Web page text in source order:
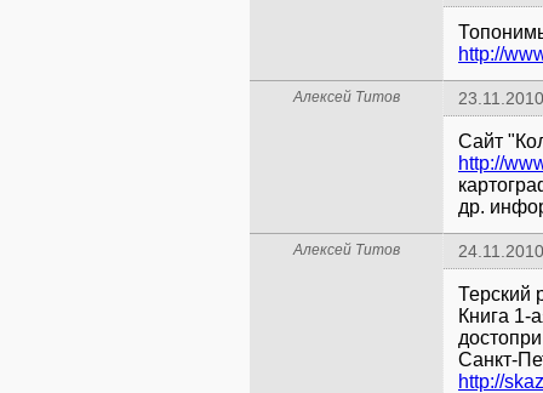
http://
Алексей Титов
Сайт
http://
др.
Алексей Титов
Терский
Книга 1-
Санкт-
http://